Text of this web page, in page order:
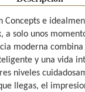
Concepts e
a solo unos
moderna
y una vida
niveles
llegas, el